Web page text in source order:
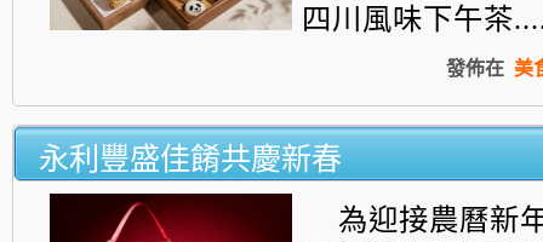
四川風味下午茶
發佈在 美
永利豐盛佳餚共慶新春
為迎接農曆新